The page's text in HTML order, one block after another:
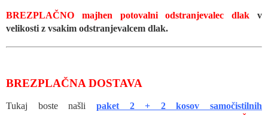
BREZPLAČNO majhen potovalni odstranjevalec dlak v
velikosti z vsakim odstranjevalcem dlak.
BREZPLAČNADOSTAVA
Tukaj boste našli paket 2 + 2 kosov samočistilnih